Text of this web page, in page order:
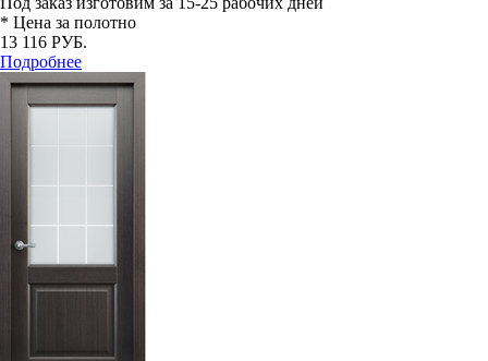
* Цена за полотно
13 116 РУБ.
Подробнее